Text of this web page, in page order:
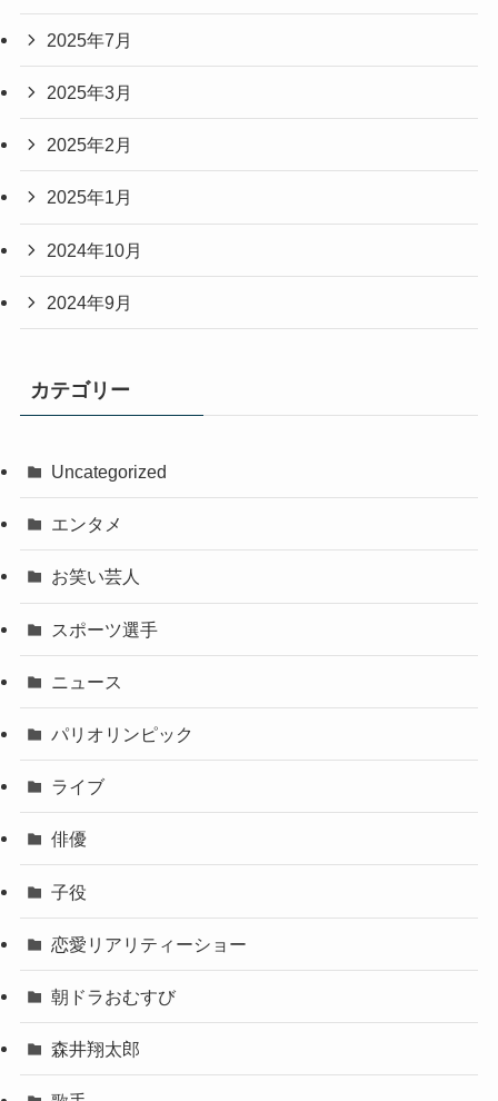
2025年7月
2025年3月
2025年2月
2025年1月
2024年10月
2024年9月
カテゴリー
Uncategorized
エンタメ
お笑い芸人
スポーツ選手
ニュース
パリオリンピック
ライブ
俳優
子役
恋愛リアリティーショー
朝ドラおむすび
森井翔太郎